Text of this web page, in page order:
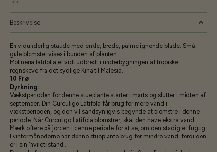
Beskrivelse
En vidunderlig staude med enkle, brede, palmelignende blade. Små
gule blomster vises i bunden af ​​planten.
Molineria latifolia er vidt udbredt i underbygningen af ​​tropiske
regnskove fra det sydlige Kina til Malesia.
10 Frø
Dyrkning:
Vækstperioden for denne stueplante starter i marts og slutter i midten af ​​
september. Din Curculigo Latifola får brug for mere vand i
vækstperioden, og den vil sandsynligvis begynde at blomstre i denne
periode. Når Curculigo Latifola blomstrer, skal den have ekstra vand.
Mærk oftere på jorden i denne periode for at se, om den stadig er fugtig.
I vintermånederne har denne stueplante brug for mindre vand, fordi den
er i sin 'hviletilstand'.